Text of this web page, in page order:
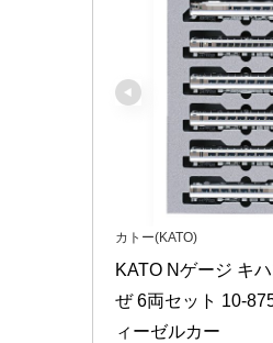
カトー(KATO)
KATO Nゲージ キ
ぜ 6両セット 10-
ィーゼルカー